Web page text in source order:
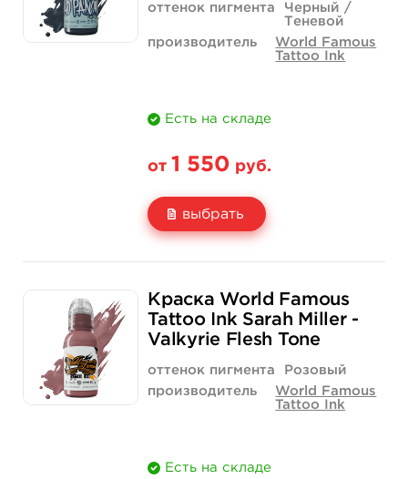
оттенок пигмента
Черный /
Теневой
производитель
World Famous
Tattoo Ink
Есть на складе
от 1 550 руб.
выбрать
Количество
1 550 руб.
купить
4 400 руб.
Краска World Famous
Tattoo Ink Sarah Miller -
Valkyrie Flesh Tone
оттенок пигмента
Розовый
производитель
World Famous
Tattoo Ink
Есть на складе